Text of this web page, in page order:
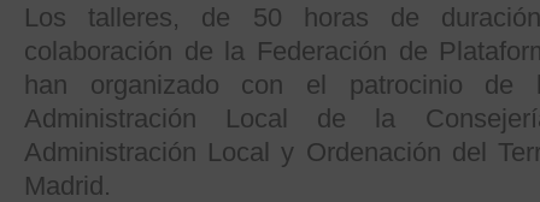
Los talleres, de 50 horas de
colaboración de la Federación de
han organizado con el patrocinio de
Administración Local de la
Administración Local y Ordenación del
Madrid.